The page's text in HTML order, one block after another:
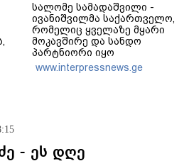
სალომე სამადაშვილი -
ივანიშვილმა საქართველო,
რომელიც ყველაზე მყარი
მოკავშირე და სანდო
პარტნიორი იყო
დასავლეთისთვის
რეგიონში, რუსეთის და
www.interpressnews.ge
- ეს დღე